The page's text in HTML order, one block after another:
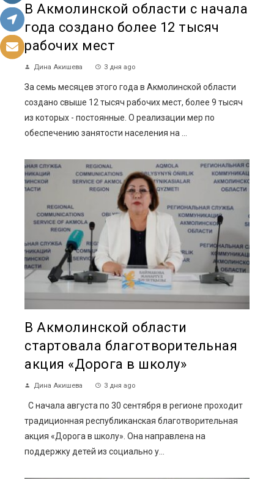
В Акмолинской области с начала
года создано более 12 тысяч
рабочих мест
Дина Акишева 3 дня ago
За семь месяцев этого года в Акмолинской области
создано свыше 12 тысяч рабочих мест, более 9 тысяч
из которых - постоянные. О реализации мер по
обеспечению занятости населения на ...
В Акмолинской области
стартовала благотворительная
акция «Дорога в школу»
Дина Акишева 3 дня ago
С начала августа по 30 сентября в регионе проходит
традиционная республиканская благотворительная
акция «Дорога в школу». Она направлена на
поддержку детей из социально у...